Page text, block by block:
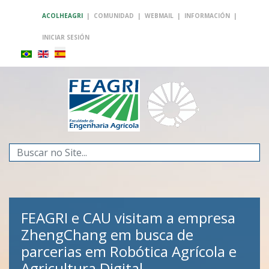
ACOLHEAGRI | COMUNIDAD | WEBMAIL | INFORMACIÓN |
INICIAR SESIÓN
Buscar...
FEAGRI e CAU visitam a empresa
ZhengChang em busca de
parcerias em Robótica Agrícola e
FEAGRI